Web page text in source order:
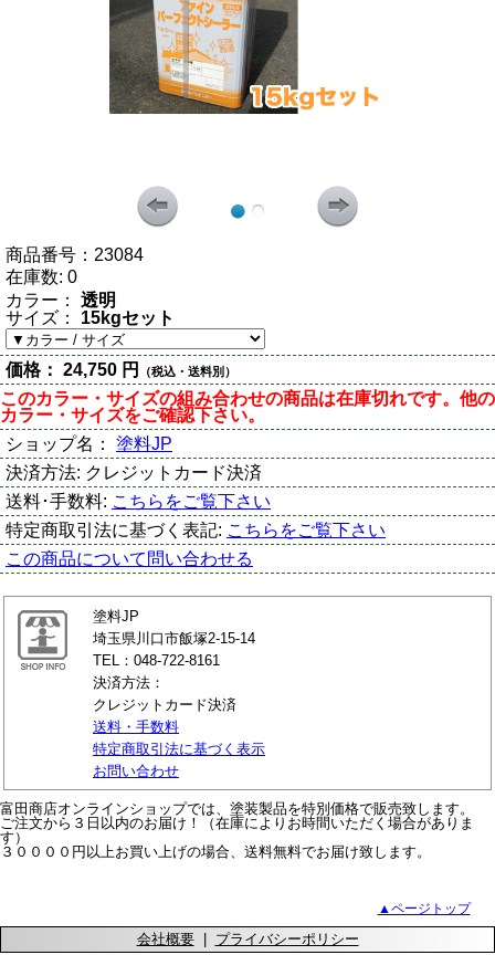
商品番号： 23084
在庫数: 0
カラー：
透明
サイズ：
15kgセット
価格： 24,750 円 （税込・送料別）
このカラー・サイズの組み合わせの商品は在庫切れです。他の
カラー・サイズをご確認下さい。
ショップ名： 塗料JP
決済方法: クレジットカード決済
送料･手数料: こちらをご覧下さい
特定商取引法に基づく表記: こちらをご覧下さい
この商品について問い合わせる
塗料JP
埼玉県川口市飯塚2-15-14
TEL：048-722-8161
決済方法：
クレジットカード決済
送料・手数料
特定商取引法に基づく表示
お問い合わせ
富田商店オンラインショップでは、塗装製品を特別価格で販売致します。
ご注文から３日以内のお届け！（在庫によりお時間いただく場合がありま
す）
３００００円以上お買い上げの場合、送料無料でお届け致します。
▲ページトップ
会社概要| プライバシーポリシー